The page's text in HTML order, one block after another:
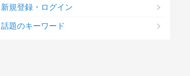
新規登録・ログイン
話題のキーワード